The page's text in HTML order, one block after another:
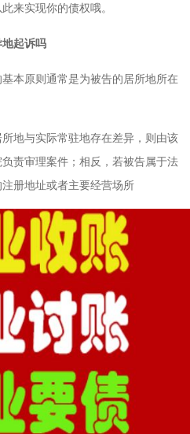
来实现你的债权哦。
起诉吗
本原则通常是为被告的居所地所在
地与实际常驻地存在差异，则由该
责审理案件；相反，若被告属于法
册地址或者主要经营场所